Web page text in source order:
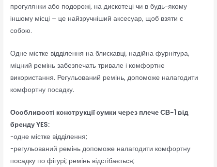
прогулянки або подорожі, на дискотеці чи в будь-якому
іншому місці – це найзручніший аксесуар, щоб взяти с
собою.
Одне містке відділення на блискавці, надійна фурнітура,
міцний ремінь забезпечать тривале і комфортне
використання. Регульований ремінь, допоможе налагодити
комфортну посадку.
Особливості конструкції сумки через плече СВ-1 від
бренду YES:
-одне містке відділення;
-регульований ремінь допоможе налагодити комфортну
посадку по фігурі; ремінь відстібається;